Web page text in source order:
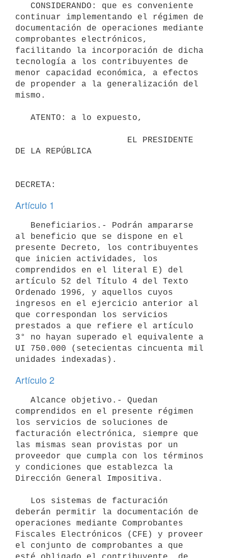
continuar implementando el régimen de
documentación de operaciones mediante
comprobantes electrónicos,
facilitando la incorporación de dicha
tecnología a los contribuyentes de
menor capacidad económica, a efectos
de propender a la generalización del
mismo.
DE LA REPÚBLICA
Artículo 1
al beneficio que se dispone en el
presente Decreto, los contribuyentes
que inicien actividades, los
comprendidos en el literal E) del
artículo 52 del Título 4 del Texto
Ordenado 1996, y aquellos cuyos
ingresos en el ejercicio anterior al
que correspondan los servicios
prestados a que refiere el artículo
3° no hayan superado el equivalente a
UI 750.000 (setecientas cincuenta mil
Artículo 2
comprendidos en el presente régimen
los servicios de soluciones de
facturación electrónica, siempre que
las mismas sean provistas por un
proveedor que cumpla con los términos
y condiciones que establezca la
Dirección General Impositiva.
deberán permitir la documentación de
operaciones mediante Comprobantes
Fiscales Electrónicos (CFE) y proveer
el conjunto de comprobantes a que